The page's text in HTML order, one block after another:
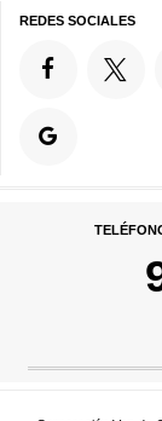
REDES SOCIALES